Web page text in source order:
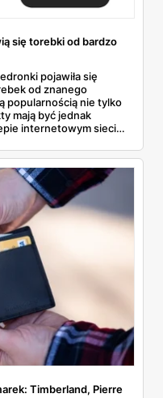
się torebki od bardzo
pojawiła się
od znanego
popularnością nie tylko
mają być jednak
internetowym sieci.
ofercie!
Timberland, Pierre